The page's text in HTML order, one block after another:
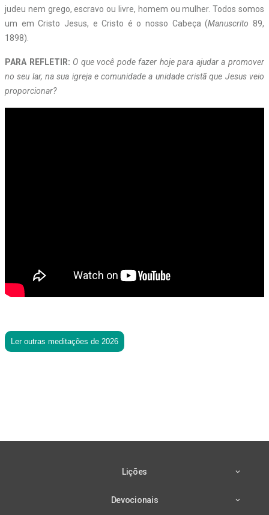
judeu nem grego, escravo ou livre, homem ou mulher. Todos somos
um em Cristo Jesus, e Cristo é o nosso Cabeça (Manuscrito89,
1898).
PARA REFLETIR: O que você pode fazer hoje para ajudar a promover
no seu lar, na sua igreja e comunidade a unidade cristã que Jesus veio
proporcionar?
Ler outras meditações de 2026
Lições
Devocionais